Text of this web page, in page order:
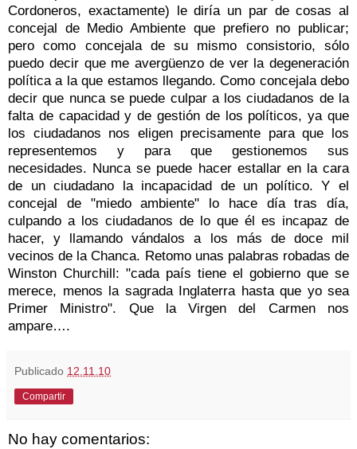
Cordoneros, exactamente) le diría un par de cosas al
concejal de Medio Ambiente que prefiero no publicar;
pero como concejala de su mismo consistorio, sólo
puedo decir que me avergüenzo de ver la degeneración
política a la que estamos llegando. Como concejala debo
decir que nunca se puede culpar a los ciudadanos de la
falta de capacidad y de gestión de los políticos, ya que
los ciudadanos nos eligen precisamente para que los
representemos y para que gestionemos sus
necesidades. Nunca se puede hacer estallar en la cara
de un ciudadano la incapacidad de un político. Y el
concejal de "miedo ambiente" lo hace día tras día,
culpando a los ciudadanos de lo que él es incapaz de
hacer, y llamando vándalos a los más de doce mil
vecinos de la Chanca. Retomo unas palabras robadas de
Winston Churchill: "cada país tiene el gobierno que se
merece, menos la sagrada Inglaterra hasta que yo sea
Primer Ministro". Que la Virgen del Carmen nos
ampare….
Publicado 12.11.10
Compartir
No hay comentarios: